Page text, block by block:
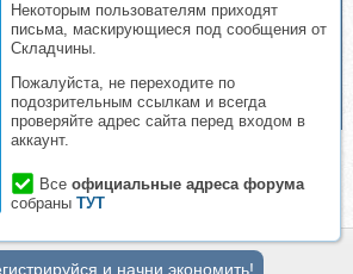
Некоторым пользователям приходят
письма, маскирующиеся под сообщения от
Складчины.
Пожалуйста, не переходите по
подозрительным ссылкам и всегда
проверяйте адрес сайта перед входом в
аккаунт.
Все официальные адреса форума
собраны ТУТ
Говори как бог (Ксения Чернова)
бог (Ксения Чернова)
Современное искусство: как
(Ольга Хлопонина)
коды Азии (Антон Терехов, Диана
курсы] Грибоедов (Михаил Павловец)>
и начни экономить!